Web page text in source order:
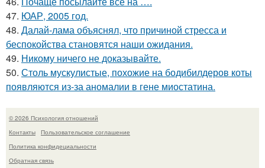
47. ЮАР, 2005 год.
48. Далай-лама объяснял, что причиной стресса и
беспокойства становятся наши ожидания.
49. Никому ничего не доказывайте.
50. Столь мускулистые, похожие на бодибилдеров коты
появляются из-за аномалии в гене миостатина.
© 2026 Психология отношений
Контакты
Пользовательское соглашение
Политика конфидециальности
Обратная связь